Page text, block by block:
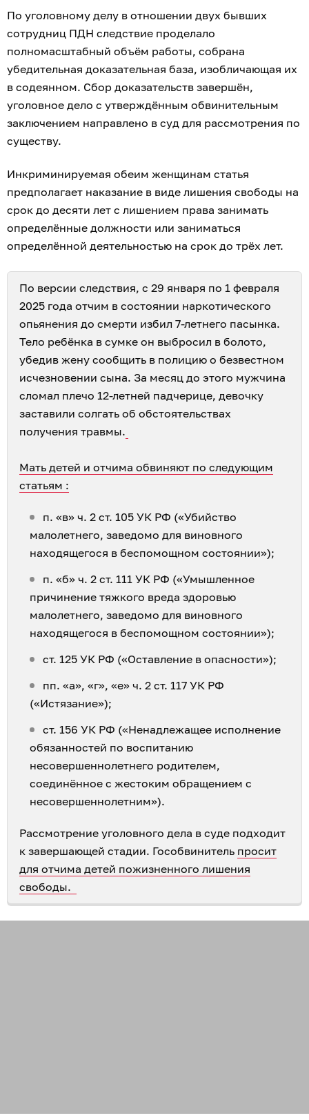
По уголовному делу в отношении двух бывших
сотрудниц ПДН следствие проделало
полномасштабный объём работы, собрана
убедительная доказательная база, изобличающая их
в содеянном. Сбор доказательств завершён,
уголовное дело с утверждённым обвинительным
заключением направлено в суд для рассмотрения по
существу.
Инкриминируемая обеим женщинам статья
предполагает наказание в виде лишения свободы на
срок до десяти лет с лишением права занимать
определённые должности или заниматься
определённой деятельностью на срок до трёх лет.
По версии следствия, с 29 января по 1 февраля
2025 года отчим в состоянии наркотического
опьянения до смерти избил 7-летнего пасынка.
Тело ребёнка в сумке он выбросил в болото,
убедив жену сообщить в полицию о безвестном
исчезновении сына. За месяц до этого мужчина
сломал плечо 12-летней падчерице, девочку
заставили солгать об обстоятельствах
получения травмы.
Мать детей и отчима обвиняют по следующим
статьям :
п. «в» ч. 2 ст. 105 УК РФ («Убийство
малолетнего, заведомо для виновного
находящегося в беспомощном состоянии»);
п. «б» ч. 2 ст. 111 УК РФ («Умышленное
причинение тяжкого вреда здоровью
малолетнего, заведомо для виновного
находящегося в беспомощном состоянии»);
ст. 125 УК РФ («Оставление в опасности»);
пп. «а», «г», «е» ч. 2 ст. 117 УК РФ
(«Истязание»);
ст. 156 УК РФ («Ненадлежащее исполнение
обязанностей по воспитанию
несовершеннолетнего родителем,
соединённое с жестоким обращением с
несовершеннолетним»).
Рассмотрение уголовного дела в суде подходит
к завершающей стадии. Гособвинитель просит
для отчима детей пожизненного лишения
свободы.